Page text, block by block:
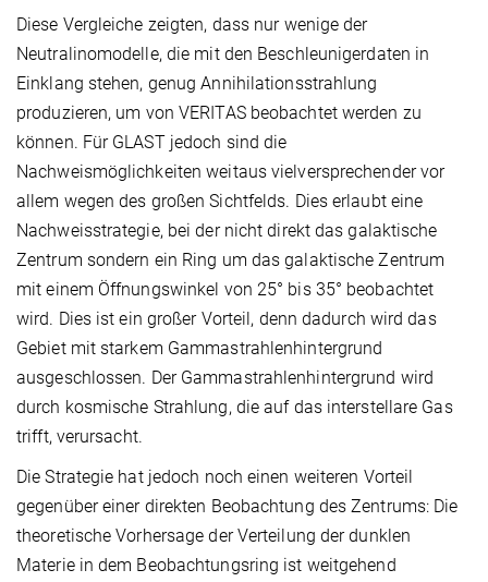
Diese Vergleiche zeigten, dass nur wenige der
Neutralinomodelle, die mit den Beschleunigerdaten in
Einklang stehen, genug Annihilationsstrahlung
produzieren, um von VERITAS beobachtet werden zu
können. Für GLAST jedoch sind die
Nachweismöglichkeiten weitaus vielversprechender vor
allem wegen des großen Sichtfelds. Dies erlaubt eine
Nachweisstrategie, bei der nicht direkt das galaktische
Zentrum sondern ein Ring um das galaktische Zentrum
mit einem Öffnungswinkel von 25° bis 35° beobachtet
wird. Dies ist ein großer Vorteil, denn dadurch wird das
Gebiet mit starkem Gammastrahlenhintergrund
ausgeschlossen. Der Gammastrahlenhintergrund wird
durch kosmische Strahlung, die auf das interstellare Gas
trifft, verursacht.
Die Strategie hat jedoch noch einen weiteren Vorteil
gegenüber einer direkten Beobachtung des Zentrums: Die
theoretische Vorhersage der Verteilung der dunklen
Materie in dem Beobachtungsring ist weitgehend